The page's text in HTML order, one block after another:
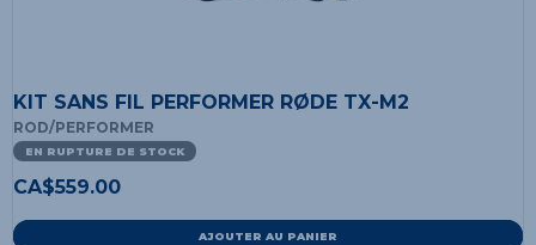
KIT SANS FIL PERFORMER RØDE TX-M2
ROD/PERFORMER
EN RUPTURE DE STOCK
CA$559.00
AJOUTER AU PANIER